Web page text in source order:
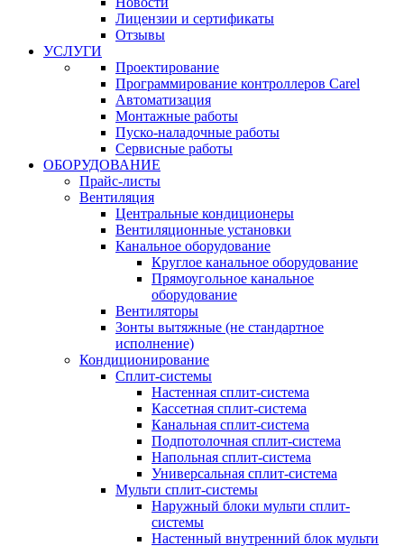
Лицензии и сертификаты
Отзывы
УСЛУГИ
Проектирование
Программирование контроллеров Carel
Автоматизация
Монтажные работы
Пуско-наладочные работы
Сервисные работы
ОБОРУДОВАНИЕ
Прайс-листы
Вентиляция
Центральные кондиционеры
Вентиляционные установки
Канальное оборудование
Круглое канальное оборудование
Прямоугольное канальное
оборудование
Вентиляторы
Зонты вытяжные (не стандартное
исполнение)
Кондиционирование
Сплит-системы
Настенная сплит-система
Кассетная сплит-система
Канальная сплит-система
Подпотолочная сплит-система
Напольная сплит-система
Универсальная сплит-система
Мульти сплит-системы
Наружный блоки мульти сплит-
системы
Настенный внутренний блок мульти